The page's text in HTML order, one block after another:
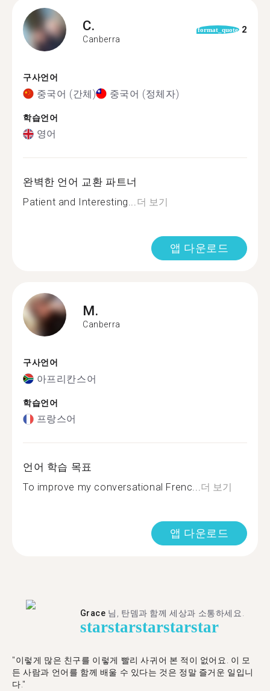
C.
Canberra
format_quote 2
구사언어
중국어 (간체) 중국어 (정체자)
학습언어
영어
완벽한 언어 교환 파트너
Patient and Interesting...더 보기
앱 다운로드
M.
Canberra
구사언어
아프리칸스어
학습언어
프랑스어
언어 학습 목표
To improve my conversational Frenc...더 보기
앱 다운로드
Grace 님, 탄뎀과 함께 세상과 소통하세요.
starstarstarstarstar
"이렇게 많은 친구를 이렇게 빨리 사귀어 본 적이 없어요. 이 모
든 사람과 언어를 함께 배울 수 있다는 것은 정말 즐거운 일입니
다."